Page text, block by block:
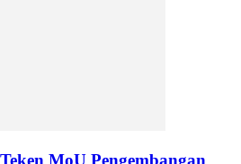
MoU Pengembangan